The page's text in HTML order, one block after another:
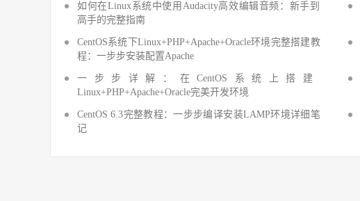
如何在Linux系统中使用Audacity高效编辑音频：新手到
高手的完整指南
CentOS系统下Linux+PHP+Apache+Oracle环境完整搭建教
程：一步步安装配置Apache
一步步详解：在CentOS系统上搭建
Linux+PHP+Apache+Oracle完美开发环境
CentOS 6.3完整教程：一步步编译安装LAMP环境详细笔
记